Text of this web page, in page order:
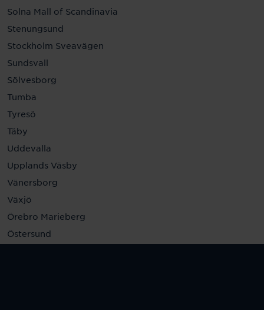
Solna Mall of Scandinavia
Stenungsund
Stockholm Sveavägen
Sundsvall
Sölvesborg
Tumba
Tyresö
Täby
Uddevalla
Upplands Väsby
Vänersborg
Växjö
Örebro Marieberg
Östersund